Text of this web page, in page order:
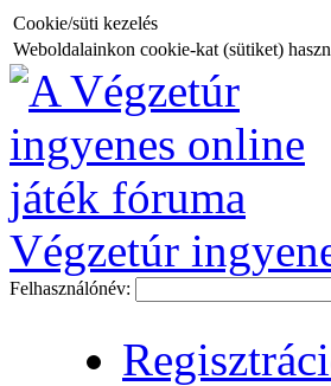
Cookie/süti kezelés
Weboldalainkon cookie-kat (sütiket)
Végzetúr
Felhasználónév: